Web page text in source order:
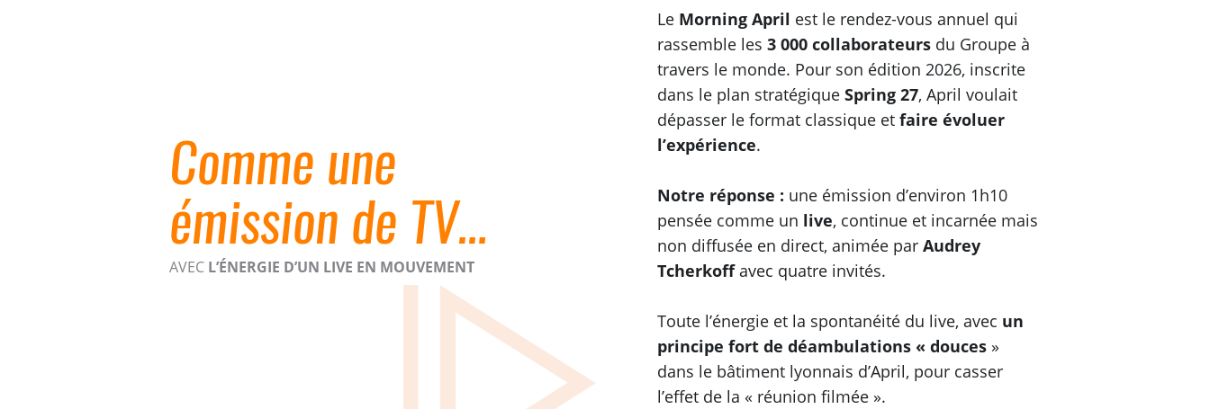
Comme une
émission de TV…
AVEC L’ÉNERGIE D’UN LIVE EN MOUVEMENT
Le Morning April est le rendez-vous annuel qui
rassemble les3 000 collaborateurs du Groupe à
travers le monde. Pour son édition 2026, inscrite
dans le plan stratégiqueSpring 27, April voulait
dépasser le format classique etfaire évoluer
l’expérience.
Notre réponse : une émission d’environ 1h10
pensée comme un live, continue et incarnée mais
non diffusée en direct, animée parAudrey
Tcherkoffavec quatre invités.
Toute l’énergie et la spontanéité du live, avec un
principe fort de déambulations « douces »
dans le bâtiment lyonnais d’April, pour casser
l’effet de la « réunion filmée ».